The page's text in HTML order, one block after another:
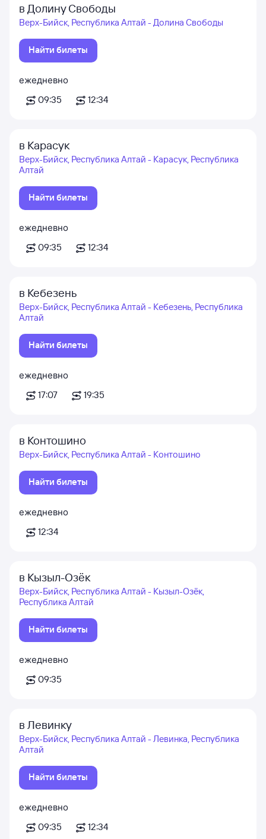
в Долину Свободы
Верх-Бийск, Республика Алтай - Долина Свободы
Найти билеты
ежедневно
09:35
12:34
в Карасук
Верх-Бийск, Республика Алтай - Карасук, Республика
Алтай
Найти билеты
ежедневно
09:35
12:34
в Кебезень
Верх-Бийск, Республика Алтай - Кебезень, Республика
Алтай
Найти билеты
ежедневно
17:07
19:35
в Контошино
Верх-Бийск, Республика Алтай - Контошино
Найти билеты
ежедневно
12:34
в Кызыл-Озёк
Верх-Бийск, Республика Алтай - Кызыл-Озёк,
Республика Алтай
Найти билеты
ежедневно
09:35
в Левинку
Верх-Бийск, Республика Алтай - Левинка, Республика
Алтай
Найти билеты
ежедневно
09:35
12:34